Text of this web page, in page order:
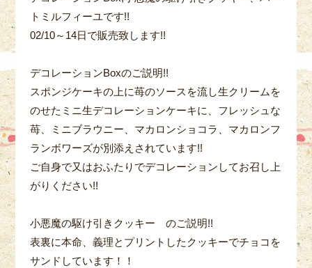
トミルフィーユです!!
02/10～14日で販売致します!!
デコレーションBoxのご説明!!
スポンジケーキの上に苺のソースを流し生クリームを
のせたミニ生デコレーションケーキに、フレッシュな
苺、ミニブラウニー、マカロンショコラ、マカロンフ
ランボワーズが別添えされています!!
ご自身で又はおふたりでデコレーションしてお召し上
がりください!!
小悪魔の駆け引きクッキー のご説明!!
表裏に本命、義理とプリントしたクッキーでチョコを
サンドしています！！